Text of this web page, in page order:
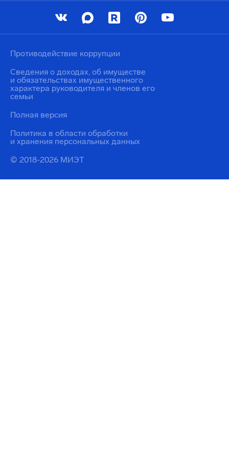
© 2018-2026 МИЭТ
Политика в области обработки
и хранения персональных данных
Противодействие коррупции
Сведения о доходах, об имуществе
и обязательствах имущественного
характера руководителя и членов его
семьи
Полная версия